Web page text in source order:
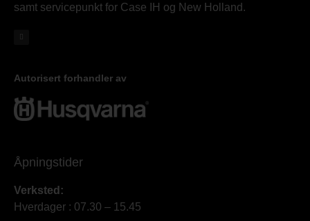
samt servicepunkt for Case IH og New Holland.
Autorisert forhandler av
Åpningstider
Verksted:
Hverdager : 07.30 – 15.45